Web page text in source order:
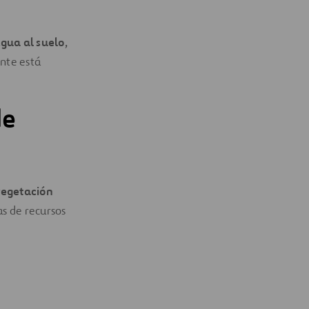
al suelo,
está
de recursos